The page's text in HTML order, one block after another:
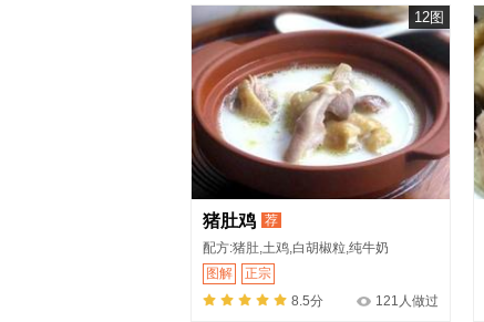
12图
猪肚鸡 荐
配方:猪肚,土鸡,白胡椒粒,纯牛奶
图解
正宗
8.5分
121人做过